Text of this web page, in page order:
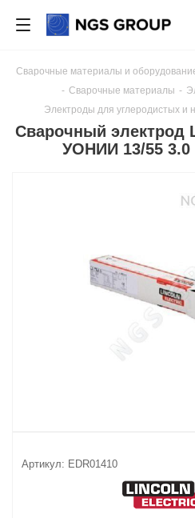
Сварочные материалы и
- Сварочные материалы -
Электроды для углеродистых и
Сварочный электрод
УОНИИ 13/55
Артикул: EDR01410